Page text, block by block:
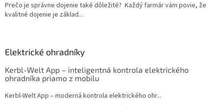
Prečo je správne dojenie také dôležité? Každý farmár vám povie, že
kvalitné dojenie je základ...
Elektrické ohradníky
Kerbl-Welt App – inteligentná kontrola elektrického
ohradníka priamo z mobilu
Kerbl-Welt App – moderná kontrola elektrického ohr...